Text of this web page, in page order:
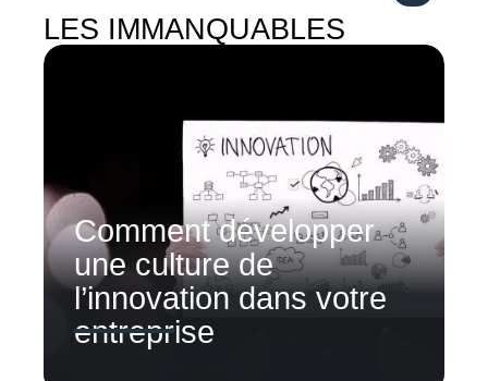
LES IMMANQUABLES
Comment développer
une culture de
l’innovation dans votre
entreprise